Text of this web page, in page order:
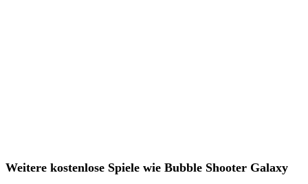
Weitere kostenlose Spiele wie Bubble Shooter Galaxy